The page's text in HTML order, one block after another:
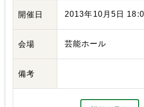
開催日 2013年10月5日
会場 芸能ホール
備考